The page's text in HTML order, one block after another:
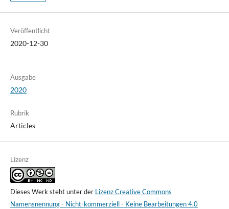
Veröffentlicht
2020-12-30
Ausgabe
2020
Rubrik
Articles
Lizenz
Dieses Werk steht unter der Lizenz Creative Commons
Namensnennung - Nicht-kommerziell - Keine Bearbeitungen 4.0